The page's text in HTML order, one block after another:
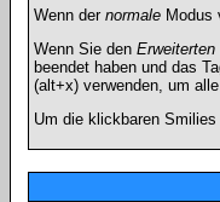
Wenn der normaleModus
Wenn Sie den Erweiterten
beendet haben und das
(alt+x) verwenden, um
Um die klickbaren